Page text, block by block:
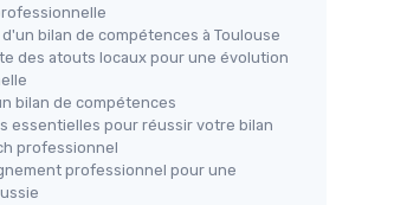
bilan de compétences à Toulouse
des atouts locaux pour une évolution
bilan de compétences
essentielles pour réussir votre bilan
professionnel
professionnel pour une